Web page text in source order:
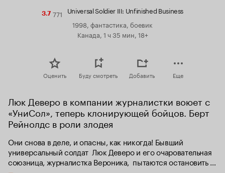
3.7Рейтинг
Кинопоиска
771 Universal Soldier III: Unfinished Business
1998, фантастика, боевик
Канада, 1 ч 35 мин, 18+
Оценить Буду смотреть Добавить Еще
Люк Деверо в компании журналистки воюет с
«УниСол», теперь клонирующей бойцов. Берт
Рейнолдс в роли злодея
Они снова в деле, и опасны, как никогда! Бывший
универсальный солдат  Люк Деверо и его очаровательная
союзница, журналистка Вероника,  пытаются остановить